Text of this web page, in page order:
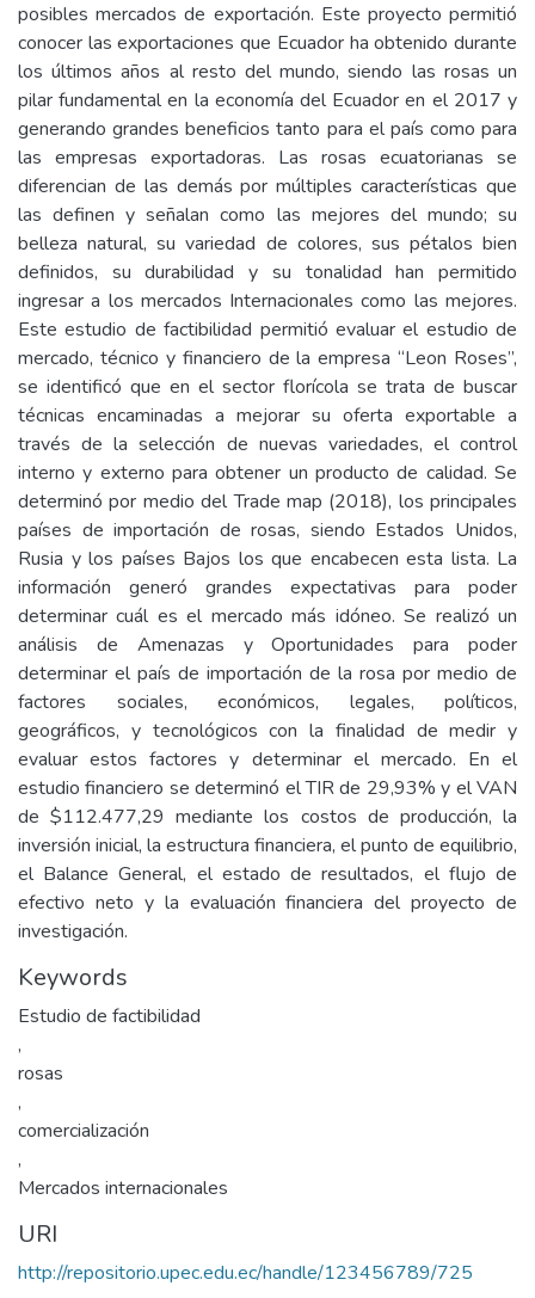
posibles mercados de exportación. Este proyecto permitió
conocer las exportaciones que Ecuador ha obtenido durante
los últimos años al resto del mundo, siendo las rosas un
pilar fundamental en la economía del Ecuador en el 2017 y
generando grandes beneficios tanto para el país como para
las empresas exportadoras. Las rosas ecuatorianas se
diferencian de las demás por múltiples características que
las definen y señalan como las mejores del mundo; su
belleza natural, su variedad de colores, sus pétalos bien
definidos, su durabilidad y su tonalidad han permitido
ingresar a los mercados Internacionales como las mejores.
Este estudio de factibilidad permitió evaluar el estudio de
mercado, técnico y financiero de la empresa “Leon Roses”,
se identificó que en el sector florícola se trata de buscar
técnicas encaminadas a mejorar su oferta exportable a
través de la selección de nuevas variedades, el control
interno y externo para obtener un producto de calidad. Se
determinó por medio del Trade map (2018), los principales
países de importación de rosas, siendo Estados Unidos,
Rusia y los países Bajos los que encabecen esta lista. La
información generó grandes expectativas para poder
determinar cuál es el mercado más idóneo. Se realizó un
análisis de Amenazas y Oportunidades para poder
determinar el país de importación de la rosa por medio de
factores sociales, económicos, legales, políticos,
geográficos, y tecnológicos con la finalidad de medir y
evaluar estos factores y determinar el mercado. En el
estudio financiero se determinó el TIR de 29,93% y el VAN
de $112.477,29 mediante los costos de producción, la
inversión inicial, la estructura financiera, el punto de equilibrio,
el Balance General, el estado de resultados, el flujo de
efectivo neto y la evaluación financiera del proyecto de
investigación.
Keywords
Estudio de factibilidad
,
rosas
,
comercialización
,
Mercados internacionales
URI
http://repositorio.upec.edu.ec/handle/123456789/725